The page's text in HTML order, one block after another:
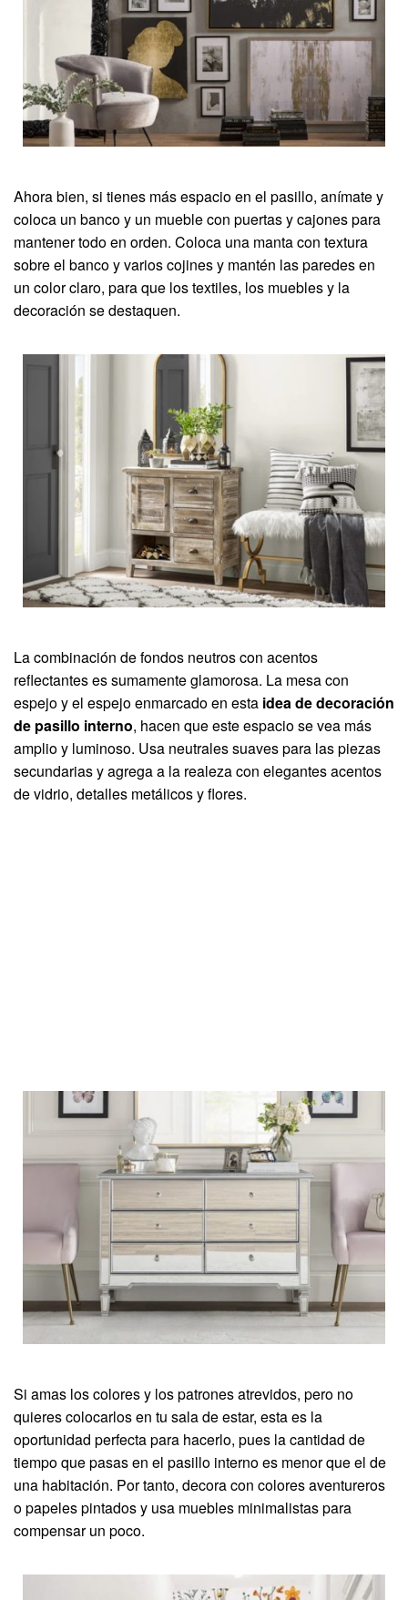
Ahora bien, si tienes más espacio en el pasillo, anímate y
coloca un banco y un mueble con puertas y cajones para
mantener todo en orden. Coloca una manta con textura
sobre el banco y varios cojines y mantén las paredes en
un color claro, para que los textiles, los muebles y la
decoración se destaquen.
La combinación de fondos neutros con acentos
reflectantes es sumamente glamorosa. La mesa con
espejo y el espejo enmarcado en esta idea de decoración
de pasillo interno, hacen que este espacio se vea más
amplio y luminoso. Usa neutrales suaves para las piezas
secundarias y agrega a la realeza con elegantes acentos
de vidrio, detalles metálicos y flores.
Si amas los colores y los patrones atrevidos, pero no
quieres colocarlos en tu sala de estar, esta es la
oportunidad perfecta para hacerlo, pues la cantidad de
tiempo que pasas en el pasillo interno es menor que el de
una habitación. Por tanto, decora con colores aventureros
o papeles pintados y usa muebles minimalistas para
compensar un poco.